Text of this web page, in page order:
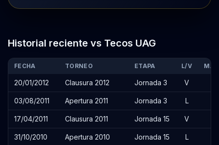
Historial reciente vs Tecos UAG
FECHA TORNEO ETAPA L/V
20/01/2012 Clausura 2012 Jornada 3 V
03/08/2011 Apertura 2011 Jornada 3 L
17/04/2011 Clausura 2011 Jornada 15 V
31/10/2010 Apertura 2010 Jornada 15 L